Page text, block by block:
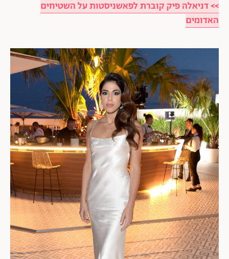
>> דניאלה פיק קוברת לפאשניסטות על השטיחים
האדומים